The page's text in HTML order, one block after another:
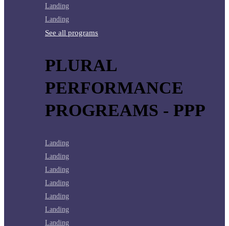
Landing
Landing
See all programs
PLURAL
PERFORMANCE
PROGREAMS - PPP
Landing
Landing
Landing
Landing
Landing
Landing
Landing